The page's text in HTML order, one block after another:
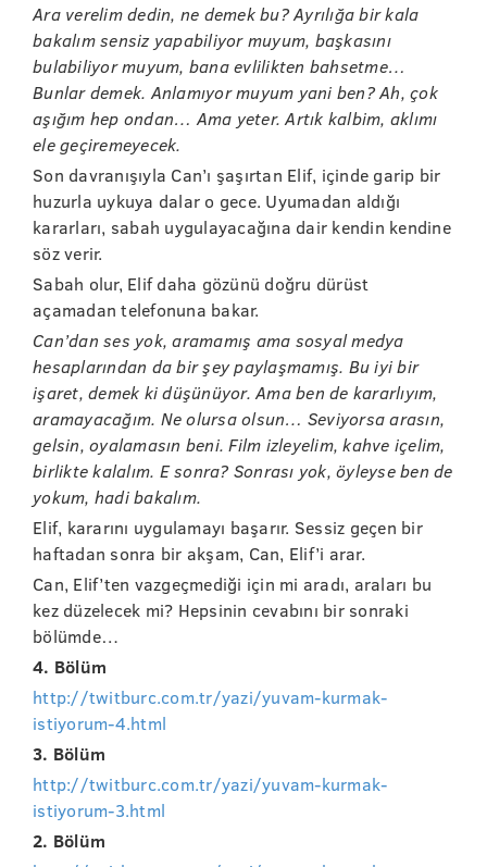
Ara verelim dedin, ne demek bu? Ayrılığa bir kala
bakalım sensiz yapabiliyor muyum, başkasını
bulabiliyor muyum, bana evlilikten bahsetme…
Bunlar demek. Anlamıyor muyum yani ben? Ah, çok
aşığım hep ondan… Ama yeter. Artık kalbim, aklımı
ele geçiremeyecek.
Son davranışıyla Can’ı şaşırtan Elif, içinde garip bir
huzurla uykuya dalar o gece. Uyumadan aldığı
kararları, sabah uygulayacağına dair kendin kendine
söz verir.
Sabah olur, Elif daha gözünü doğru dürüst
açamadan telefonuna bakar.
Can’dan ses yok, aramamış ama sosyal medya
hesaplarından da bir şey paylaşmamış. Bu iyi bir
işaret, demek ki düşünüyor. Ama ben de kararlıyım,
aramayacağım. Ne olursa olsun… Seviyorsa arasın,
gelsin, oyalamasın beni. Film izleyelim, kahve içelim,
birlikte kalalım. E sonra? Sonrası yok, öyleyse ben de
yokum, hadi bakalım.
Elif, kararını uygulamayı başarır. Sessiz geçen bir
haftadan sonra bir akşam, Can, Elif’i arar.
Can, Elif’ten vazgeçmediği için mi aradı, araları bu
kez düzelecek mi? Hepsinin cevabını bir sonraki
bölümde…
4. Bölüm
http://twitburc.com.tr/yazi/yuvam-kurmak-
istiyorum-4.html
3. Bölüm
http://twitburc.com.tr/yazi/yuvam-kurmak-
istiyorum-3.html
2. Bölüm